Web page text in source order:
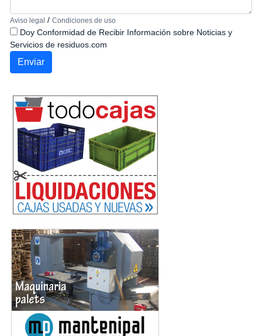
Aviso legal / Condiciones de uso
Doy Conformidad de Recibir Información sobre Noticias y
Servicios de residuos.com